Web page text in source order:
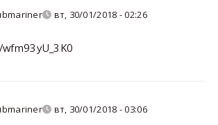
вт, 30/01/2018 - 02:26
вт, 30/01/2018 - 03:06